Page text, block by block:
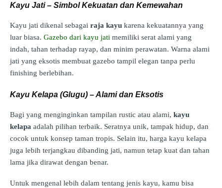
Kayu Jati – Simbol Kekuatan dan Kemewahan
Kayu jati dikenal sebagai raja kayu karena kekuatannya yang
luar biasa. Gazebo dari kayu jati memiliki serat alami yang
indah, tahan terhadap rayap, dan minim perawatan. Warna alami
jati yang eksotis membuat gazebo tampil elegan tanpa perlu
finishing berlebihan.
Kayu Kelapa (Glugu) – Alami dan Eksotis
Bagi yang menginginkan tampilan rustic atau alami, kayu
kelapa adalah pilihan terbaik. Seratnya unik, tampak hidup, dan
cocok untuk konsep taman tropis. Selain itu, harga kayu kelapa
juga lebih terjangkau dibanding jati, namun tetap kuat dan tahan
lama jika dirawat dengan benar.
Untuk mengenal lebih dalam tentang jenis kayu, kamu bisa